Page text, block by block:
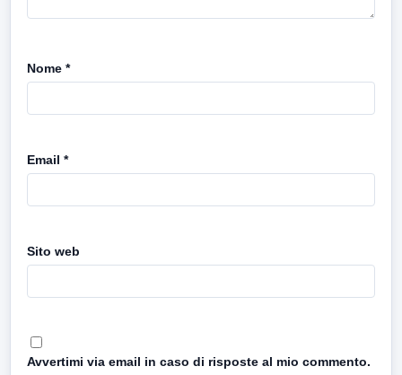
Nome *
Email *
Sito web
Avvertimi via email in caso di risposte al mio commento.